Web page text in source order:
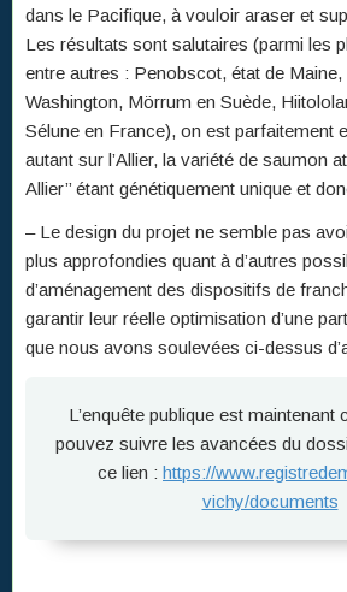
dans le Pacifique, à vouloir araser et
Les résultats sont salutaires (parmi les
entre autres : Penobscot, état de Maine,
Washington, Mörrum en Suède,
Sélune en France), on est parfaitement
autant sur l’Allier, la variété de saumon
Allier’’ étant génétiquement unique et
– Le design du projet ne semble pas
plus approfondies quant à d’autres
d’aménagement des dispositifs de
garantir leur réelle optimisation d’une
que nous avons soulevées ci-dessus
L’enquête publique est
pouvez suivre les avancées du
ce lien : https://
vichy/documents